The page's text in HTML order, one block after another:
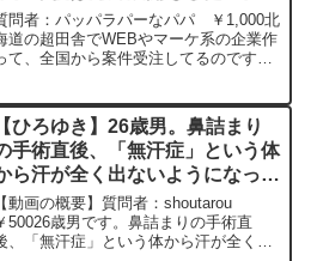
てみました。過去にこんな質問してる
な？と気になったことがあれば、下記
サイトから検索してみてください。
していきますので、使いやすいと感じ
て頂けたら、いいね！やチャンネル登録
よろしくお願いします。
フショア的に日本に依頼してく
るような国ってある？ー ひろ
き切り抜き 20240228
問者：パッパラパーなパパ ￥1,000北
道の超田舎でWEBやマーケ系の企業作
て、全国から案件受注してるのです
的に日本に依頼してくれるような国って
どこが可能性あると思います？元動画：
シアの敗北は無さそうな、、Guillaume
を呑みながら 2024/02/28
W22
https://www.youtube.com/watch?
ひろゆきさんの動画で、寄
【ひろゆき】26歳男。鼻詰まり
手術直後、「無汗症」という体
ら汗が全く出ないようになっ
た。ステロイドパルス療法やる？
ひろゆき切り抜き
【動画の概要】質問者：shoutarou
50026歳男です。鼻詰まりの手術直
、「無汗症」という体から汗が全く出